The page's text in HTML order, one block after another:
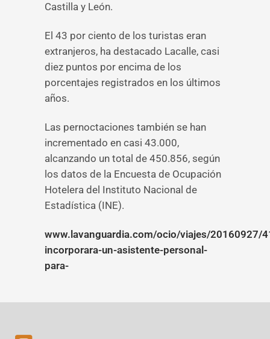
Castilla y León.
El 43 por ciento de los turistas eran
extranjeros, ha destacado Lacalle, casi
diez puntos por encima de los
porcentajes registrados en los últimos
años.
Las pernoctaciones también se han
incrementado en casi 43.000,
alcanzando un total de 450.856, según
los datos de la Encuesta de Ocupación
Hotelera del Instituto Nacional de
Estadística (INE).
www.lavanguardia.com/ocio/viajes/20160927/
incorporara-un-asistente-personal-
para-